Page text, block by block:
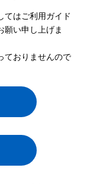
てはご利用ガイド
願い申し上げま
ておりませんので